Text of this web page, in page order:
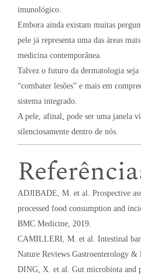
imunológico.
Embora ainda existam muitas
pele já representa uma das áreas
medicina contemporânea.
Talvez o futuro da dermatologia seja
“combater lesões” e mais em
sistema integrado.
A pele, afinal, pode ser uma janela
silenciosamente dentro de nós.
ADJIBADE, M. et al. Prospective
processed food consumption and
BMC Medicine, 2019.
CAMILLERI, M. et al. Intestinal
Nature Reviews Gastroenterology &
DING, X. et al. Gut microbiota and